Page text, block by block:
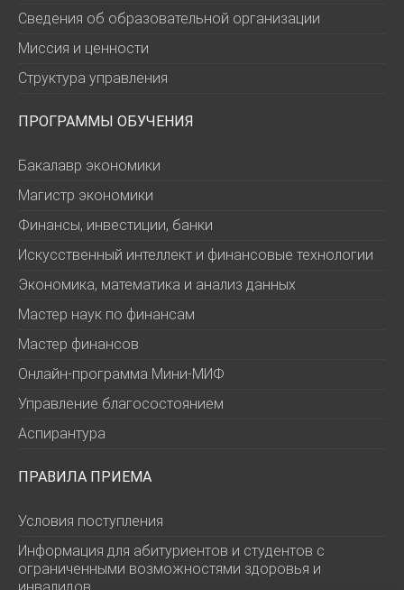
Сведения об образовательной организации
Миссия и ценности
Структура управления
ПРОГРАММЫ ОБУЧЕНИЯ
Бакалавр экономики
Магистр экономики
Финансы, инвестиции, банки
Искусственный интеллект и финансовые технологии
Экономика, математика и анализ данных
Мастер наук по финансам
Мастер финансов
Онлайн-программа Мини-МИФ
Управление благосостоянием
Аспирантура
ПРАВИЛА ПРИЕМА
Условия поступления
Информация для абитуриентов и студентов с
ограниченными возможностями здоровья и